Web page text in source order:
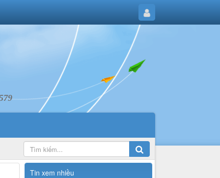
Tin xem nhiều